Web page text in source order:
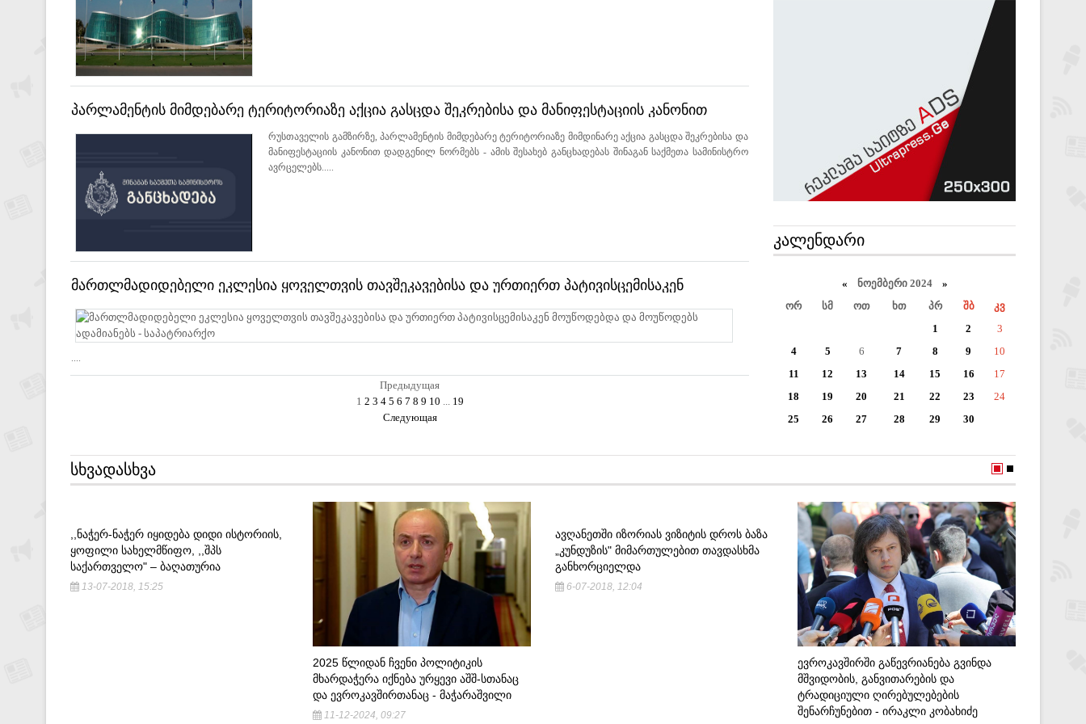
პარლამენტის მიმდებარე ტერიტორიაზე აქცია გასცდა შეკრებისა და მანიფესტაციის კანონით
დადგენილ ნორმებს - შსს
რუსთაველის გამზირზე, პარლამენტის მიმდებარე ტერიტორიაზე მიმდინარე აქცია გასცდა შეკრებისა და
მანიფესტაციის კანონით დადგენილ ნორმებს - ამის შესახებ განცხადებას შინაგან საქმეთა სამინისტრო
ავრცელებს.....
მართლმადიდებელი ეკლესია ყოველთვის თავშეკავებისა და ურთიერთ პატივისცემისაკენ
მოუწოდებდა და მოუწოდებს ადამიანებს - საპატრიარქო
....
Предыдущая
1 2 3 4 5 6 7 8 9 10 ... 19
Следующая
ᲙᲐᲚᲔᲜᲓᲐᲠᲘ
« ნოემბერი 2024 »
ორ
სმ ოთ ხთ პრ შბ
კვ
1
2
3
4
5 6 7 8 9
10
11
12 13 14 15 16
17
18
19 20 21 22 23
24
25
26 27 28 29 30
ᲡᲮᲕᲐᲓᲐᲡᲮᲕᲐ
,,ᲜᲐᲭᲔᲠ-ᲜᲐᲭᲔᲠ ᲘᲧᲘᲓᲔᲑᲐ ᲓᲘᲓᲘ ᲘᲡᲢᲝᲠᲘᲘᲡ,
ᲧᲝᲤᲘᲚᲘ ᲡᲐᲮᲔᲚᲛᲬᲘᲤᲝ, ,,ᲨᲞᲡ
ᲡᲐᲥᲐᲠᲗᲕᲔᲚᲝ" – ᲑᲐᲦᲐᲗᲣᲠᲘᲐ
13-07-2018, 15:25
2025 ᲬᲚᲘᲓᲐᲜ ᲩᲕᲔᲜᲘ ᲞᲝᲚᲘᲢᲘᲙᲘᲡ
ᲛᲮᲐᲠᲓᲐᲭᲔᲠᲐ ᲘᲥᲜᲔᲑᲐ ᲣᲠᲧᲔᲕᲘ ᲐᲨᲨ-ᲡᲗᲐᲜᲐᲪ
ᲓᲐ ᲔᲕᲠᲝᲙᲐᲕᲨᲘᲠᲗᲐᲜᲐᲪ - ᲛᲐᲭᲐᲠᲐᲨᲕᲘᲚᲘ
11-12-2024, 09:27
ᲐᲕᲦᲐᲜᲔᲗᲨᲘ ᲘᲖᲝᲠᲘᲐᲡ ᲕᲘᲖᲘᲢᲘᲡ ᲓᲠᲝᲡ ᲑᲐᲖᲐ
„ᲙᲣᲜᲓᲣᲖᲘᲡ" ᲛᲘᲛᲐᲠᲗᲣᲚᲔᲑᲘᲗ ᲗᲐᲕᲓᲐᲡᲮᲛᲐ
ᲒᲐᲜᲮᲝᲠᲪᲘᲔᲚᲓᲐ
6-07-2018, 12:04
ᲔᲕᲠᲝᲙᲐᲕᲨᲘᲠᲨᲘ ᲒᲐᲬᲔᲕᲠᲘᲐᲜᲔᲑᲐ ᲒᲕᲘᲜᲓᲐ
ᲛᲨᲕᲘᲓᲝᲑᲘᲡ, ᲒᲐᲜᲕᲘᲗᲐᲠᲔᲑᲘᲡ ᲓᲐ
ᲢᲠᲐᲓᲘᲪᲘᲣᲚᲘ ᲦᲘᲠᲔᲑᲣᲚᲔᲑᲔᲑᲘᲡ
ᲨᲔᲜᲐᲠᲩᲣᲜᲔᲑᲘᲗ - ᲘᲠᲐᲙᲚᲘ ᲙᲝᲑᲐᲮᲘᲫᲔ